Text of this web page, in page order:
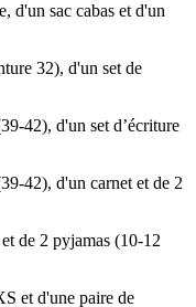
d'un sac cabas et d'un
32), d'un set de
42), d'un set d’écriture
42), d'un carnet et de 2
de 2 pyjamas (10-12
et d'une paire de